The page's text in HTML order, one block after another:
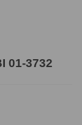
01-3732